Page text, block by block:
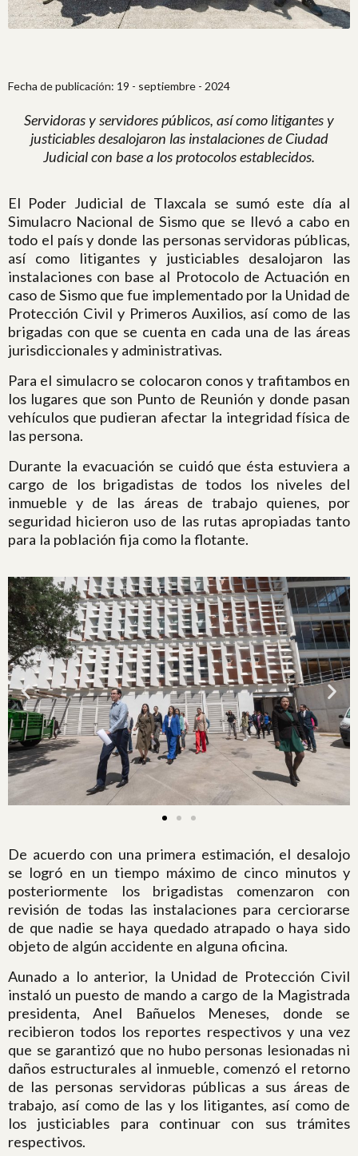
Fecha de publicación: 19 - septiembre - 2024
Servidoras y servidores públicos, así como litigantes y
justiciables desalojaron las instalaciones de Ciudad
Judicial con base a los protocolos establecidos.
El Poder Judicial de Tlaxcala se sumó este día al
Simulacro Nacional de Sismo que se llevó a cabo en
todo el país y donde las personas servidoras públicas,
así como litigantes y justiciables desalojaron las
instalaciones con base al Protocolo de Actuación en
caso de Sismo que fue implementado por la Unidad de
Protección Civil y Primeros Auxilios, así como de las
brigadas con que se cuenta en cada una de las áreas
jurisdiccionales y administrativas.
Para el simulacro se colocaron conos y trafitambos en
los lugares que son Punto de Reunión y donde pasan
vehículos que pudieran afectar la integridad física de
las persona.
Durante la evacuación se cuidó que ésta estuviera a
cargo de los brigadistas de todos los niveles del
inmueble y de las áreas de trabajo quienes, por
seguridad hicieron uso de las rutas apropiadas tanto
para la población fija como la flotante.
De acuerdo con una primera estimación, el desalojo
se logró en un tiempo máximo de cinco minutos y
posteriormente los brigadistas comenzaron con
revisión de todas las instalaciones para cerciorarse
de que nadie se haya quedado atrapado o haya sido
objeto de algún accidente en alguna oficina.
Aunado a lo anterior, la Unidad de Protección Civil
instaló un puesto de mando a cargo de la Magistrada
presidenta, Anel Bañuelos Meneses, donde se
recibieron todos los reportes respectivos y una vez
que se garantizó que no hubo personas lesionadas ni
daños estructurales al inmueble, comenzó el retorno
de las personas servidoras públicas a sus áreas de
trabajo, así como de las y los litigantes, así como de
los justiciables para continuar con sus trámites
respectivos.